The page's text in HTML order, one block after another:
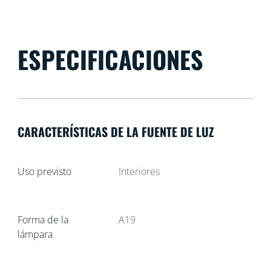
ESPECIFICACIONES
CARACTERÍSTICAS DE LA FUENTE DE LUZ
Uso previsto Interiores
Forma de la
lámpara
A19